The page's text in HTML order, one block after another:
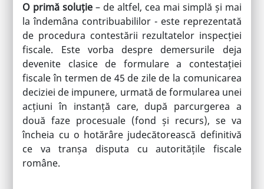
O primă soluție – de altfel, cea mai simplă și mai
la îndemâna contribuabililor - este reprezentată
de procedura contestării rezultatelor inspecției
fiscale. Este vorba despre demersurile deja
devenite clasice de formulare a contestației
fiscale în termen de 45 de zile de la comunicarea
deciziei de impunere, urmată de formularea unei
acțiuni în instanță care, după parcurgerea a
două faze procesuale (fond și recurs), se va
încheia cu o hotărâre judecătorească definitivă
ce va tranșa disputa cu autoritățile fiscale
române.